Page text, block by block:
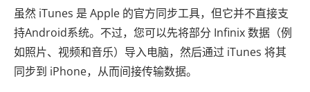
虽然 iTunes 是 Apple 的官方同步工具，但它并不直接支
持Android系统。不过，您可以先将部分 Infinix 数据（例
如照片、视频和音乐）导入电脑，然后通过 iTunes 将其
同步到 iPhone，从而间接传输数据。